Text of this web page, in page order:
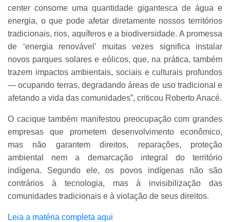
center consome uma quantidade gigantesca de água e
energia, o que pode afetar diretamente nossos territórios
tradicionais, rios, aquíferos e a biodiversidade. A promessa
de ‘energia renovável’ muitas vezes significa instalar
novos parques solares e eólicos, que, na prática, também
trazem impactos ambientais, sociais e culturais profundos
— ocupando terras, degradando áreas de uso tradicional e
afetando a vida das comunidades”, criticou Roberto Anacé.
O cacique também manifestou preocupação com grandes
empresas que prometem desenvolvimento econômico,
mas não garantem direitos, reparações, proteção
ambiental nem a demarcação integral do território
indígena. Segundo ele, os povos indígenas não são
contrários à tecnologia, mas à invisibilização das
comunidades tradicionais e à violação de seus direitos.
Leia a matéria completa aqui